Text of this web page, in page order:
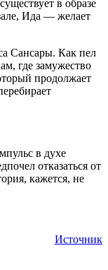
в образе
Ида — желает
Сансары. Как пел
где замужество
продолжает
в духе
отказаться от
кажется, не
Источник